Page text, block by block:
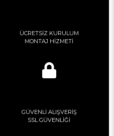
ÜCRETSİZ KURULUM
MONTAJ HİZMETİ
GÜVENLİ ALIŞVERİŞ
SSL GÜVENLİĞİ